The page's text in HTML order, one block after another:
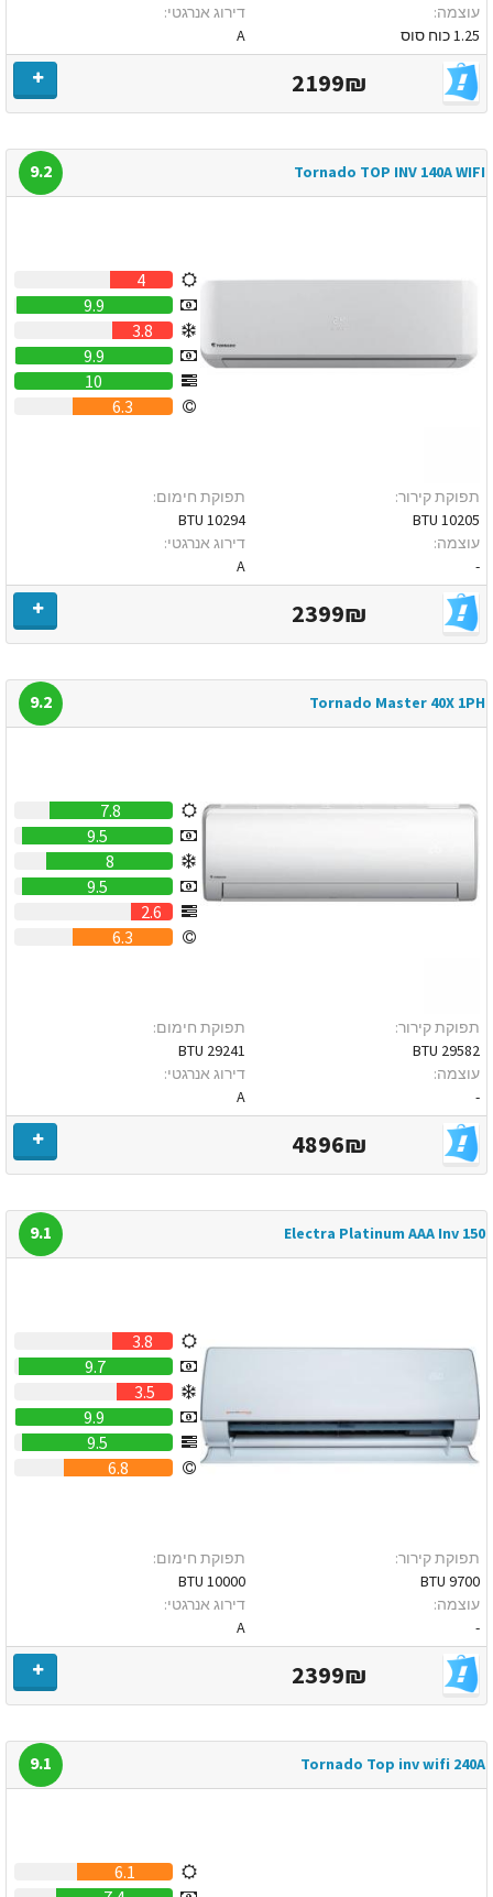
עוצמה:
1.25 כוח סוס
דירוג אנרגטי:
A
2199₪
Tornado TOP INV 140A WIFI
9.2
4
9.9
3.8
9.9
10
6.3
תפוקת קירור:
10205 BTU
עוצמה:
-
תפוקת חימום:
10294 BTU
דירוג אנרגטי:
A
2399₪
Tornado Master 40X 1PH
9.2
7.8
9.5
8
9.5
2.6
6.3
תפוקת קירור:
29582 BTU
עוצמה:
-
תפוקת חימום:
29241 BTU
דירוג אנרגטי:
A
4896₪
Electra Platinum AAA Inv 150
9.1
3.8
9.7
3.5
9.9
9.5
6.8
תפוקת קירור:
9700 BTU
עוצמה:
-
תפוקת חימום:
10000 BTU
דירוג אנרגטי:
A
2399₪
Tornado Top inv wifi 240A
9.1
6.1